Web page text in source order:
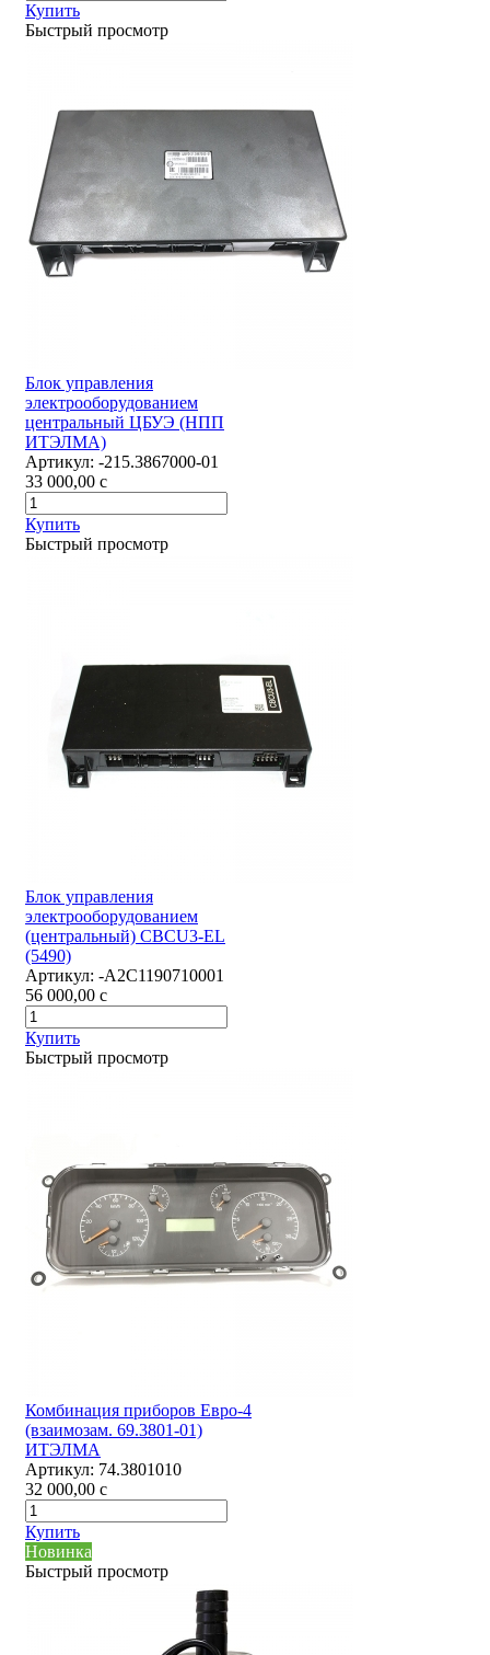
Купить
Быстрый просмотр
Блок управления
электрооборудованием
центральный ЦБУЭ (НПП
ИТЭЛМА)
Артикул: -215.3867000-01
33 000,00 c
Купить
Быстрый просмотр
Блок управления
электрооборудованием
(центральный) CBCU3-EL
(5490)
Артикул: -А2С1190710001
56 000,00 c
Купить
Быстрый просмотр
Комбинация приборов Евро-4
(взаимозам. 69.3801-01)
ИТЭЛМА
Артикул: 74.3801010
32 000,00 c
Купить
Новинка
Быстрый просмотр